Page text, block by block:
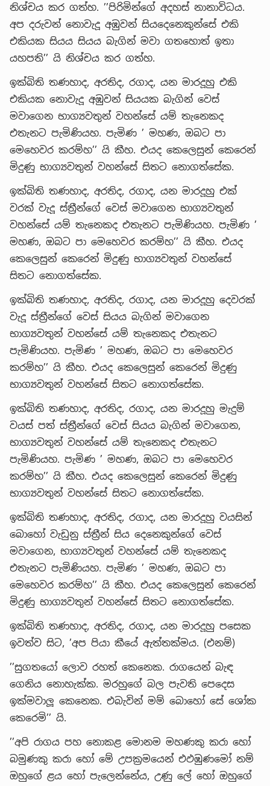
නිශ්චය කර ගත්හ. ’’පිරිමින්ගේ අදහස් නානාවිධය.
අප දරුවන් නොවැදූ අඹුවන් සියදෙනෙකුන්සේ එකි
එකියක සියය සියය බැගින් මවා ගතහොත් ඉතා
යහපති’’ යි නිශ්චය කර ගත්හ.
ඉක්බිති තණහාද, අරතිද, රගාද, යන මාරදූහු එකි
එකියක නොවැදූ අඹුවන් සියයක බැගින් වෙස්
මවාගෙන භාග්‍යවතුන් වහන්සේ යම් තැනෙකද
එතැනට පැමිණියහ. පැමිණ ’ මහණ, ඔබට පා
මෙහෙවර කරම්හ’’ යි කීහ. එයද කෙලෙසුන් කෙරෙන්
මිදුණු භාග්‍යවතුන් වහන්සේ සිතට නොගත්සේක.
ඉක්බිති තණහාද, අරතිද, රගාද, යන මාරදූහු එක්
වරක් වැදූ ස්ත්‍රීන්ගේ වෙස් මවාගෙන භාග්‍යවතුන්
වහන්සේ යම් තැනෙකද එතැනට පැමිණියහ. පැමිණ ’
මහණ, ඔබට පා මෙහෙවර කරම්හ’’ යි කීහ. එයද
කෙලෙසුන් කෙරෙන් මිදුණු භාග්‍යවතුන් වහන්සේ
සිතට නොගත්සේක.
ඉක්බිති තණහාද, අරතිද, රගාද, යන මාරදූහු දෙවරක්
වැදූ ස්ත්‍රීන්ගේ වෙස් සියය බැගින් මවාගෙන
භාග්‍යවතුන් වහන්සේ යම් තැනෙකද එතැනට
පැමිණියහ. පැමිණ ’ මහණ, ඔබට පා මෙහෙවර
කරම්හ’’ යි කීහ. එයද කෙලෙසුන් කෙරෙන් මිදුණු
භාග්‍යවතුන් වහන්සේ සිතට නොගත්සේක.
ඉක්බිති තණහාද, අරතිද, රගාද, යන මාරදූහු මැදුම්
වයස් පත් ස්ත්‍රීන්ගේ වෙස් සියය බැගින් මවාගෙන,
භාග්‍යවතුන් වහන්සේ යම් තැනෙකද එතැනට
පැමිණියහ. පැමිණ ’ මහණ, ඔබට පා මෙහෙවර
කරම්හ’’ යි කීහ. එයද කෙලෙසුන් කෙරෙන් මිදුණු
භාග්‍යවතුන් වහන්සේ සිතට නොගත්සේක.
ඉක්බිති තණහාද, අරතිද, රගාද, යන මාරදූහු වයසින්
බොහෝ වැඩුනු ස්ත්‍රීන් සිය දෙනෙකුන්ගේ වෙස්
මවාගෙන, භාග්‍යවතුන් වහන්සේ යම් තැනෙකද
එතැනට පැමිණියහ. පැමිණ ’ මහණ, ඔබට පා
මෙහෙවර කරම්හ’’ යි කීහ. එයද කෙලෙසුන් කෙරෙන්
මිදුණු භාග්‍යවතුන් වහන්සේ සිතට නොගත්සේක.
ඉක්බිති තණහාද, අරතිද, රගාද, යන මාරදූහු පසෙක
ඉවත්ව සිට, ’අප පියා කීයේ ඇත්තක්මය. (එනම්)
’’සුගතයෝ ලොව රහත් කෙනෙක. රාගයෙන් බැඳ
ගෙනිය නොහැක්ක. මරහුගේ බල පැවති පෙදෙස
ඉක්මවාලූ කෙනෙක. එබැවින් මම් බොහෝ සේ ශෝක
කෙරෙමි’’ යි.
’’අපි රාගය පහ නොකළ මොනම මහණකු කරා හෝ
බමුණකු කරා හෝ මේ උපක්‍රමයෙන් එඵඹුණමෝ නම්
ඔහුගේ ළය හෝ පැලෙන්නේය, උණු ලේ හෝ ඔහුගේ